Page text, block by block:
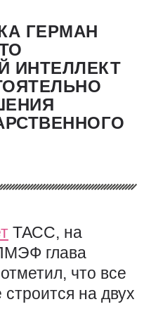
ГЕРМАН
ИНТЕЛЛЕКТ
ТАСС, на
глава
что все
на двух